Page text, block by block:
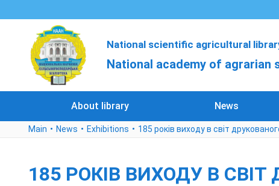
National scientific agricultural
National academy of agrarian
About library News
Main News Exhibitions 185 років виходу в світ
185 РОКІВ ВИХОДУ В